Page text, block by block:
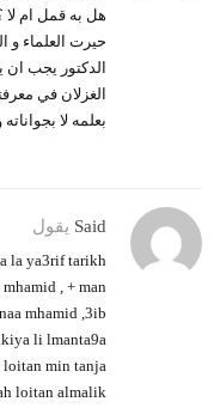
هل به قمل ام
حيرت العلماء و
الدكتور يجب
الغزلان في
بعلمه لا
Said يقول
la ya3rif tarikh
, + man
mhamid ,3ib
li lmanta9a
loitan min tanja
loitan almalik